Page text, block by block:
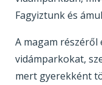
Fagyiztunk és
A magam részéről
vidámparkokat,
mert gyerekként